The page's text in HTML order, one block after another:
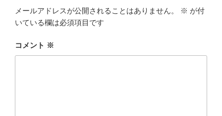
メールアドレスが公開されることはありません。 ※ が付
いている欄は必須項目です
コメント ※